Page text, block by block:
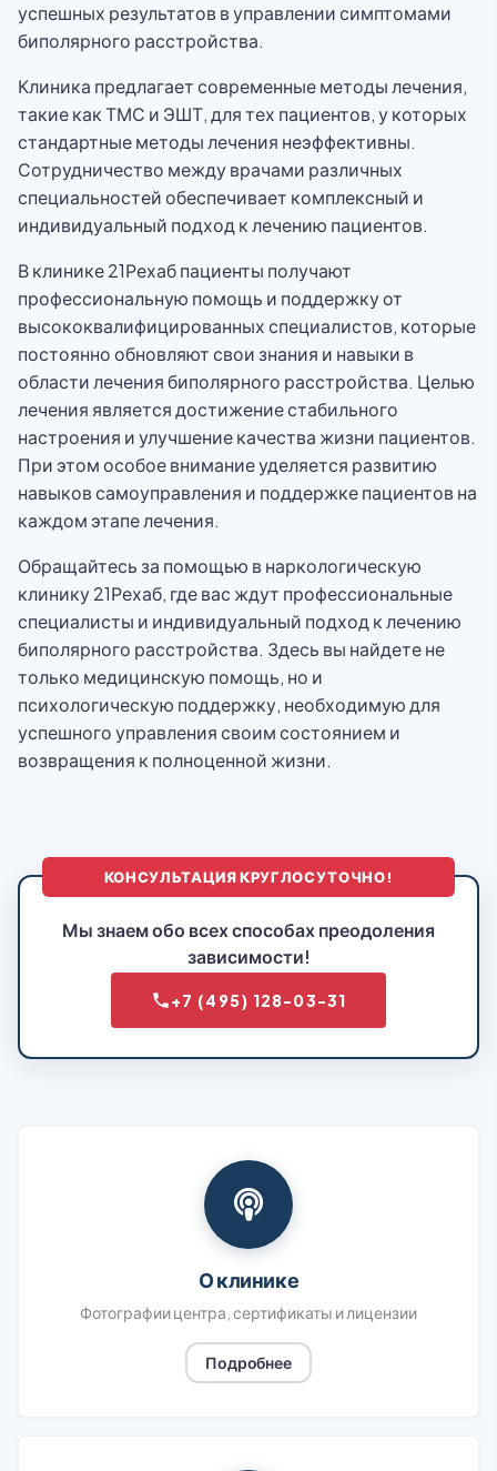
успешных результатов в управлении симптомами
биполярного расстройства.
Клиника предлагает современные методы лечения,
такие как ТМС и ЭШТ, для тех пациентов, у которых
стандартные методы лечения неэффективны.
Сотрудничество между врачами различных
специальностей обеспечивает комплексный и
индивидуальный подход к лечению пациентов.
В клинике 21Рехаб пациенты получают
профессиональную помощь и поддержку от
высококвалифицированных специалистов, которые
постоянно обновляют свои знания и навыки в
области лечения биполярного расстройства. Целью
лечения является достижение стабильного
настроения и улучшение качества жизни пациентов.
При этом особое внимание уделяется развитию
навыков самоуправления и поддержке пациентов на
каждом этапе лечения.
Обращайтесь за помощью в наркологическую
клинику 21Рехаб, где вас ждут профессиональные
специалисты и индивидуальный подход к лечению
биполярного расстройства. Здесь вы найдете не
только медицинскую помощь, но и
психологическую поддержку, необходимую для
успешного управления своим состоянием и
возвращения к полноценной жизни.
КОНСУЛЬТАЦИЯ КРУГЛОСУТОЧНО!
Мы знаем обо всех способах преодоления
зависимости!
+7 (495) 128-03-31
О клинике
Фотографии центра, сертификаты и лицензии
Подробнее